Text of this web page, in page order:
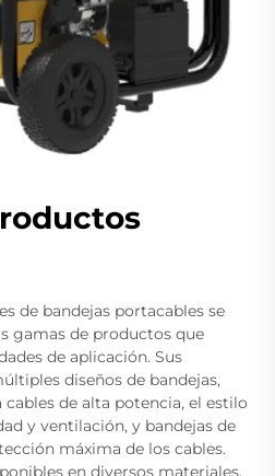
de bandejas portacables se
gamas de productos que
de aplicación. Sus
diseños de bandejas,
de alta potencia, el estilo
y ventilación, y bandejas de
máxima de los cables.
en diversos materiales,